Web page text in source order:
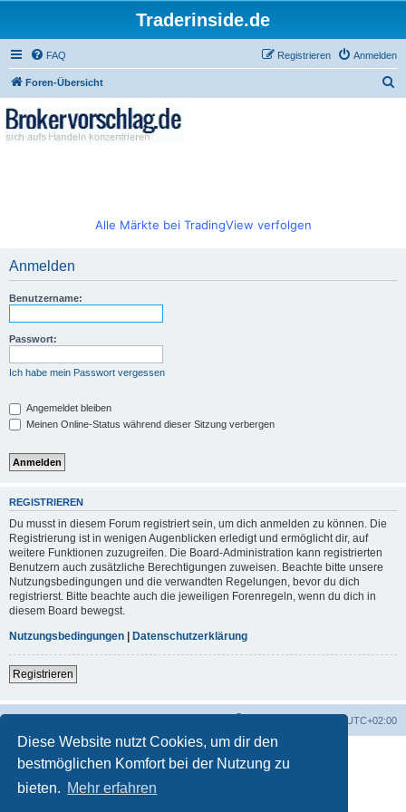
Diese Website nutzt Cookies, um dir den
bestmöglichen Komfort bei der Nutzung zu
bieten. Mehr erfahren
Traderinside.de
FAQ Anmelden
Registrieren
Foren-Übersicht
Alle Märkte bei TradingView verfolgen
Anmelden
Benutzername:
Passwort:
Ich habe mein Passwort vergessen
Angemeldet bleiben
Meinen Online-Status während dieser Sitzung verbergen
REGISTRIEREN
Du musst in diesem Forum registriert sein, um dich anmelden zu können. Die
Registrierung ist in wenigen Augenblicken erledigt und ermöglicht dir, auf
weitere Funktionen zuzugreifen. Die Board-Administration kann registrierten
Benutzern auch zusätzliche Berechtigungen zuweisen. Beachte bitte unsere
Nutzungsbedingungen und die verwandten Regelungen, bevor du dich
registrierst. Bitte beachte auch die jeweiligen Forenregeln, wenn du dich in
diesem Board bewegst.
Nutzungsbedingungen | Datenschutzerklärung
Registrieren
UTC+02:00